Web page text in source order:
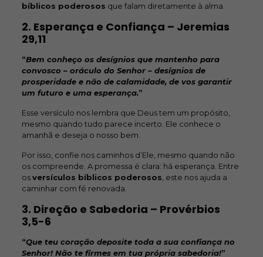
bíblicos poderosos que falam diretamente à alma.
2. Esperança e Confiança – Jeremias
29,11
“Bem conheço os desígnios que mantenho para
convosco – oráculo do Senhor – desígnios de
prosperidade e não de calamidade, de vos garantir
um futuro e uma esperança.”
Esse versículo nos lembra que Deus tem um propósito,
mesmo quando tudo parece incerto. Ele conhece o
amanhã e deseja o nosso bem.
Por isso, confie nos caminhos d’Ele, mesmo quando não
os compreende. A promessa é clara: há esperança. Entre
osversículos bíblicos poderosos , este nos ajuda a
caminhar com fé renovada.
3. Direção e Sabedoria – Provérbios
3,5-6
“Que teu coração deposite toda a sua confiança no
Senhor! Não te firmes em tua própria sabedoria!”